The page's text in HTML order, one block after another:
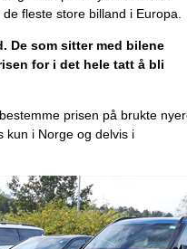
fleste store billand i Europa.
De som sitter med bilene
for i det hele tatt å bli
prisen på brukte
kun i Norge og delvis i